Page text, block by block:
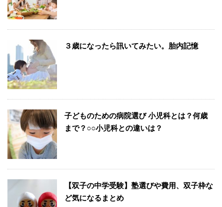
３歳になったら訊いてみたい。胎内記憶
子どものための病院選び 小児科とは？何歳
まで？○○小児科との違いは？
【双子の中学受験】塾選びや費用、双子枠な
ど気になるまとめ